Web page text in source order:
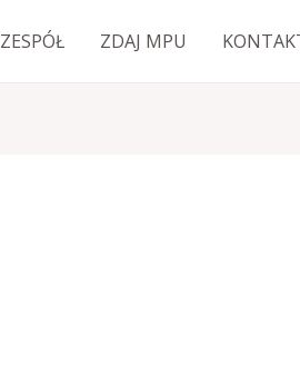
ZESPÓŁ ZDAJ MPU